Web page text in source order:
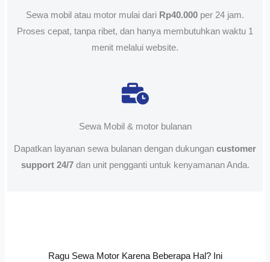
Sewa mobil atau motor mulai dari Rp40.000 per 24 jam.
Proses cepat, tanpa ribet, dan hanya membutuhkan waktu 1
menit melalui website.
Sewa Mobil & motor bulanan
Dapatkan layanan sewa bulanan dengan dukungan customer
support 24/7dan unit pengganti untuk kenyamanan Anda.
Ragu Sewa Motor Karena Beberapa Hal? Ini